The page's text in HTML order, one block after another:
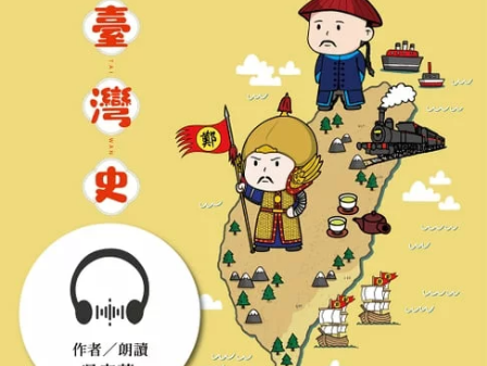
運動休閒 親子玩具
男裝 化妝保養 情趣用品
日本購物 電子/紙本書
HOT